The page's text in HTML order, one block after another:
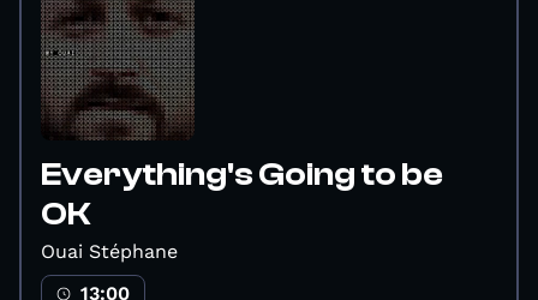
Everything's Going to be
OK
Ouai Stéphane
13:00